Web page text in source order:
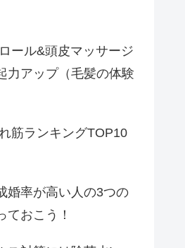
ール&頭皮マッサージ
力アップ（毛髪の体験
筋ランキングTOP10
婚率が高い人の3つの
ておこう！